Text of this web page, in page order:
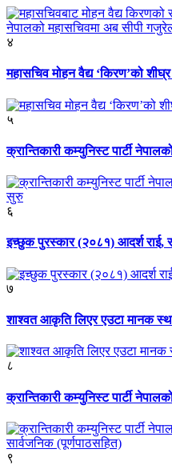
४
महासचिव मोहन वैद्य ‘किरण’को
५
क्रान्तिकारी कम्युनिस्ट पार्टी
६
इच्छुक पुरस्कार (२०८१) आदर्श
७
शाश्वत आकृति लिएर एउटा मानक
८
क्रान्तिकारी कम्युनिस्ट पार्टी
९